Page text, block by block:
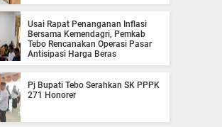
Usai Rapat Penanganan Inflasi
Bersama Kemendagri, Pemkab
Tebo Rencanakan Operasi Pasar
Antisipasi Harga Beras
Pj Bupati Tebo Serahkan SK PPPK
271 Honorer